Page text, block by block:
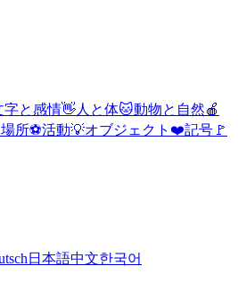
字と感情👋人と体🐱動物と自然🍎
所⚽活動💡オブジェクト ❤️記号 🚩
日本語中文한국어